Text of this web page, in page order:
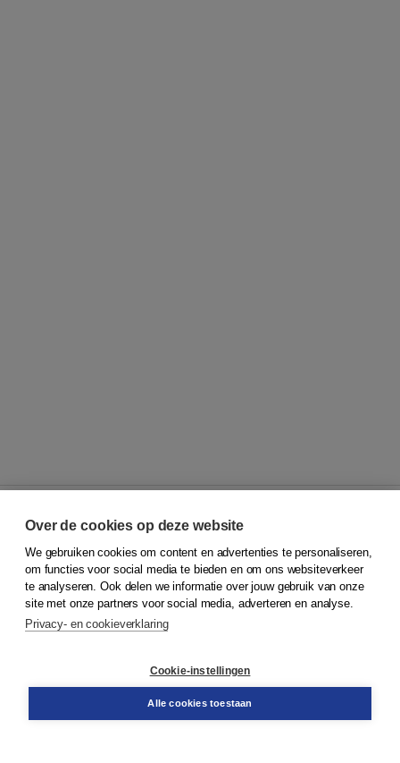
© 2026Koninklijke Boom uitgevers
Klantenservice
Service & informatie
Contact
Over de cookies op deze website
We gebruiken cookies om content en advertenties te personaliseren,
om functies voor social media te bieden en om ons websiteverkeer
te analyseren. Ook delen we informatie over jouw gebruik van onze
site met onze partners voor social media, adverteren en analyse.
Privacy- en cookieverklaring
Cookie-instellingen
Alle cookies toestaan